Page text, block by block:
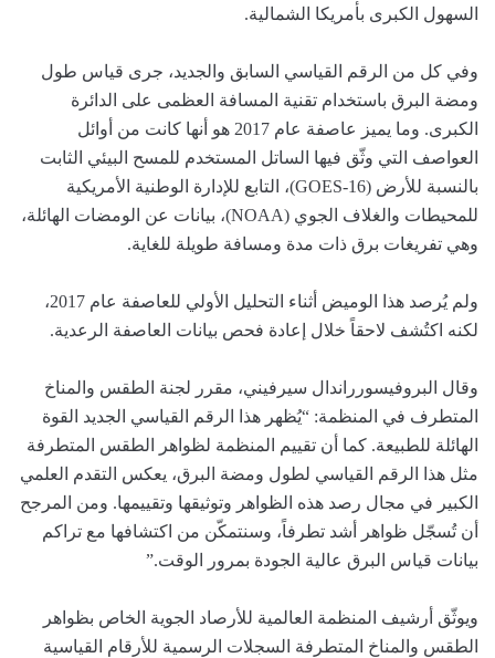
السهول الكبرى بأمريكا الشمالية.
وفي كل من الرقم القياسي السابق والجديد، جرى قياس طول
ومضة البرق باستخدام تقنية المسافة العظمى على الدائرة
الكبرى. وما يميز عاصفة عام 2017 هو أنها كانت من أوائل
العواصف التي وثّق فيها الساتل المستخدم للمسح البيئي الثابت
بالنسبة للأرض (GOES-16)، التابع للإدارة الوطنية الأمريكية
للمحيطات والغلاف الجوي (NOAA)، بيانات عن الومضات الهائلة،
وهي تفريغات برق ذات مدة ومسافة طويلة للغاية.
ولم يُرصد هذا الوميض أثناء التحليل الأولي للعاصفة عام 2017،
لكنه اكتُشف لاحقاً خلال إعادة فحص بيانات العاصفة الرعدية.
وقال البروفيسورراندال سيرفيني، مقرر لجنة الطقس والمناخ
المتطرف في المنظمة: “يُظهر هذا الرقم القياسي الجديد القوة
الهائلة للطبيعة. كما أن تقييم المنظمة لظواهر الطقس المتطرفة
مثل هذا الرقم القياسي لطول ومضة البرق، يعكس التقدم العلمي
الكبير في مجال رصد هذه الظواهر وتوثيقها وتقييمها. ومن المرجح
أن تُسجّل ظواهر أشد تطرفاً، وسنتمكّن من اكتشافها مع تراكم
بيانات قياس البرق عالية الجودة بمرور الوقت.”
ويوثّق أرشيف المنظمة العالمية للأرصاد الجوية الخاص بظواهر
الطقس والمناخ المتطرفة السجلات الرسمية للأرقام القياسية